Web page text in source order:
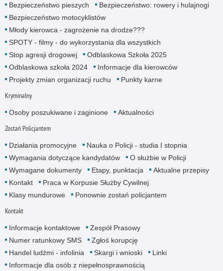
Bezpieczeństwo pieszych
Bezpieczeństwo: rowery i hulajnogi
Bezpieczeństwo motocyklistów
Młody kierowca - zagrożenie na drodze???
SPOTY - filmy - do wykorzystania dla wszystkich
Stop agresji drogowej
Odblaskowa Szkoła 2025
Odblaskowa szkoła 2024
Informacje dla kierowców
Projekty zmian organizacji ruchu
Punkty karne
Kryminalny
Osoby poszukiwane i zaginione Aktualności
Zostań Policjantem
Działania promocyjne
Nauka o Policji - studia I stopnia
Wymagania dotyczące kandydatów
O służbie w Policji
Wymagane dokumenty
Etapy, punktacja
Aktualne przepisy
Kontakt
Praca w Korpusie Służby Cywilnej
Klasy mundurowe
Ponownie zostań policjantem
Kontakt
Informacje kontaktowe
Zespół Prasowy
Numer ratunkowy SMS
Zgłoś korupcję
Handel ludźmi - infolinia
Skargi i wnioski
Linki
Informacje dla osób z niepełnosprawnością